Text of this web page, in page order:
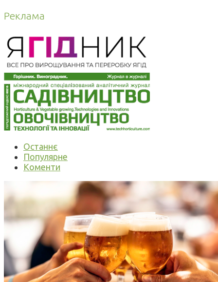
Реклама
Останнє
Популярне
Коменти